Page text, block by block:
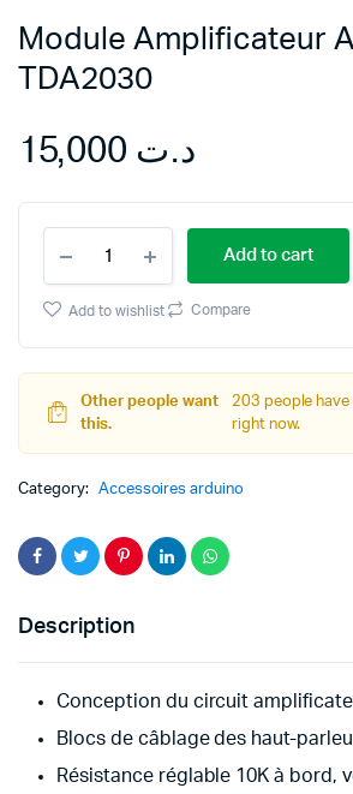
Module Amplificateur
TDA2030
د.ت
Amplificateur
Audio
-
quantity
Add to cart
Add to wishlist Compare
Other people want
this.
203 people
right now.
Category: Accessoires arduino
Description
Conception du circuit
Blocs de câblage des haut-
Résistance réglable 10K à bord,